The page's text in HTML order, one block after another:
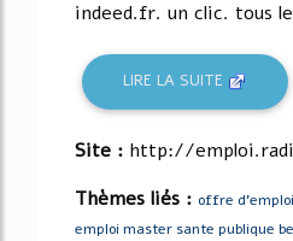
indeed.fr. un clic. tous
LIRE LA SUITE
Site : http://
Thèmes liés : offre
emploi master sante publique